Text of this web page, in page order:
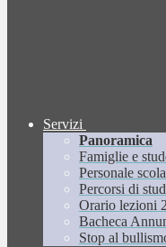
Servizi
Panoramica
Famiglie e
Personale
Percorsi di
Orario lezioni
Bacheca
Stop al